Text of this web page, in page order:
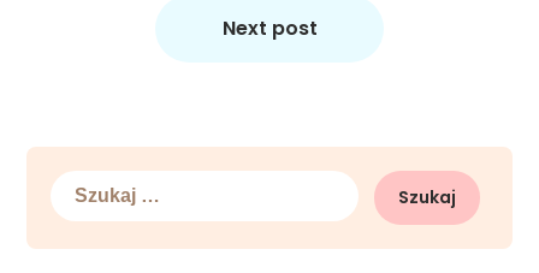
Next post
Szukaj: